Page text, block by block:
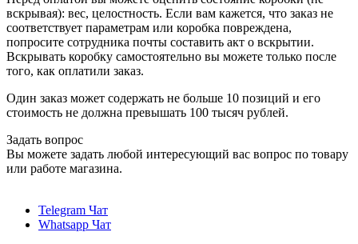
вскрывая): вес, целостность. Если вам кажется, что заказ не
соответствует параметрам или коробка повреждена,
попросите сотрудника почты составить акт о вскрытии.
Вскрывать коробку самостоятельно вы можете только после
того, как оплатили заказ.
Один заказ может содержать не больше 10 позиций и его
стоимость не должна превышать 100 тысяч рублей.
Задать вопрос
Вы можете задать любой интересующий вас вопрос по товару
или работе магазина.
Telegram Чат
Whatsapp Чат